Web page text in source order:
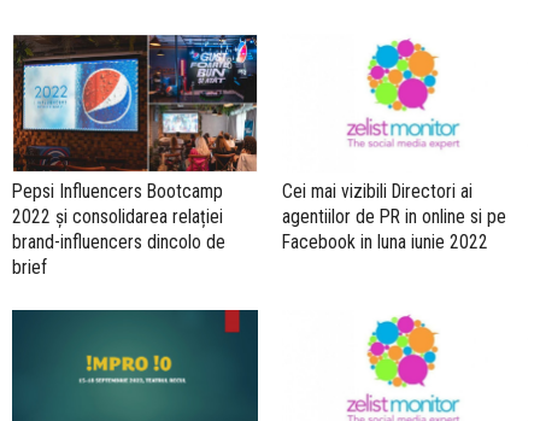
Pepsi Influencers Bootcamp
2022 și consolidarea relației
brand-influencers dincolo de
brief
Cei mai vizibili Directori ai
agentiilor de PR in online si pe
Facebook in luna iunie 2022